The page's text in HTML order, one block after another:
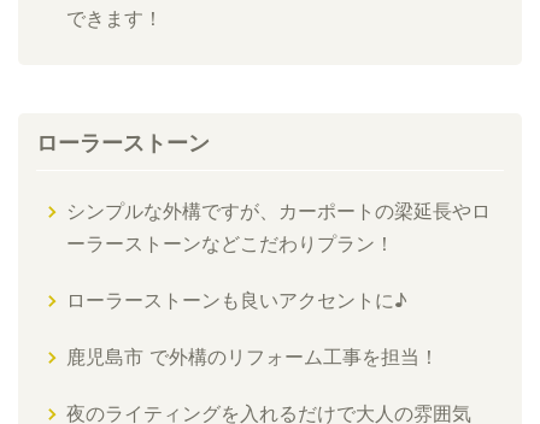
できます！
ローラーストーン
シンプルな外構ですが、カーポートの梁延長やロ
ーラーストーンなどこだわりプラン！
ローラーストーンも良いアクセントに♪
鹿児島市 で外構のリフォーム工事を担当！
夜のライティングを入れるだけで大人の雰囲気